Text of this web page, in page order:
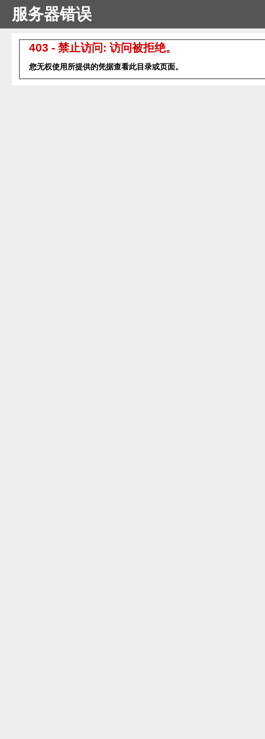
服务器错误
403 - 禁止访问: 访问被拒绝。
您无权使用所提供的凭据查看此目录或页面。